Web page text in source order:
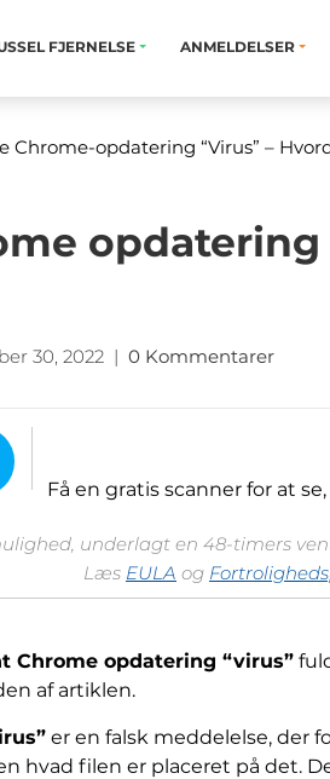
FJERNELSE ANMELDELSER
Chrome-opdatering “Virus” –
opdatering
30, 2022 | 0 Kommentarer
Få en gratis scanner for at
underlagt en 48-timers
Læs EULA og
Chrome opdatering “virus”
af ​​artiklen.
er en falsk meddelelse, der
hvad filen er placeret på det.